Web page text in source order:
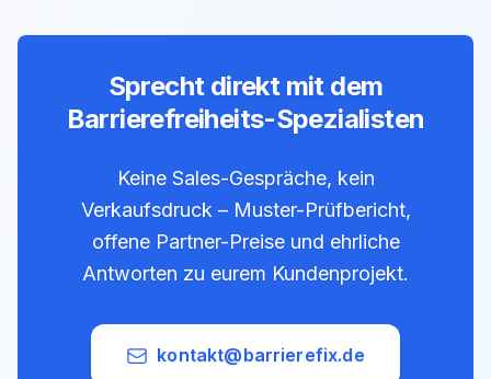
Sprecht direkt mit dem
Barrierefreiheits-Spezialisten
Keine Sales-Gespräche, kein
Verkaufsdruck – Muster-Prüfbericht,
offene Partner-Preise und ehrliche
Antworten zu eurem Kundenprojekt.
kontakt@barrierefix.de